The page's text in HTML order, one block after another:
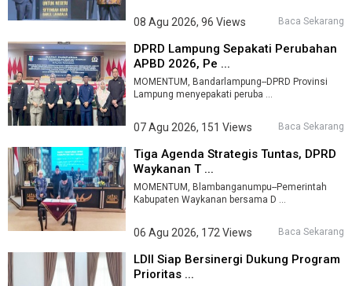
08 Agu 2026, 96 Views Baca Sekarang
DPRD Lampung Sepakati Perubahan
APBD 2026, Pe ...
MOMENTUM, Bandarlampung--DPRD Provinsi
Lampung menyepakati peruba ...
07 Agu 2026, 151 Views Baca Sekarang
Tiga Agenda Strategis Tuntas, DPRD
Waykanan T ...
MOMENTUM, Blambanganumpu--Pemerintah
Kabupaten Waykanan bersama D ...
06 Agu 2026, 172 Views Baca Sekarang
LDII Siap Bersinergi Dukung Program
Prioritas ...